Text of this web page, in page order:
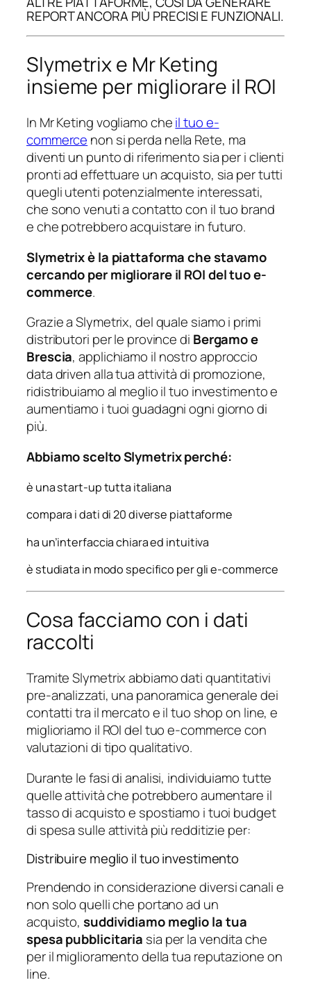
REPORT ANCORA PIÙ PRECISI E FUNZIONALI.
Slymetrix e Mr Keting
insieme per migliorare il ROI
In Mr Keting vogliamo cheil tuo e-
commerce non si perda nella Rete, ma
diventi un punto di riferimento sia per i clienti
pronti ad effettuare un acquisto, sia per tutti
quegli utenti potenzialmente interessati,
che sono venuti a contatto con il tuo brand
e che potrebbero acquistare in futuro.
Slymetrix è la piattaforma che stavamo
cercando per migliorare il ROI del tuo e-
commerce.
Grazie a Slymetrix, del quale siamo i primi
distributori per le province di Bergamo e
Brescia, applichiamo il nostro approccio
data driven alla tua attività di promozione,
ridistribuiamo al meglio il tuo investimento e
aumentiamo i tuoi guadagni ogni giorno di
più.
Abbiamo scelto Slymetrix perché:
è una start-up tutta italiana
compara i dati di 20 diverse piattaforme
ha un’interfaccia chiara ed intuitiva
è studiata in modo specifico per gli e-commerce
Cosa facciamo con i dati
raccolti
Tramite Slymetrix abbiamo dati quantitativi
pre-analizzati, una panoramica generale dei
contatti tra il mercato e il tuo shop on line, e
miglioriamo il ROI del tuo e-commerce con
valutazioni di tipo qualitativo.
Durante le fasi di analisi, individuiamo tutte
quelle attività che potrebbero aumentare il
tasso di acquisto e spostiamo i tuoi budget
di spesa sulle attività più redditizie per:
Distribuire meglio il tuo investimento
Prendendo in considerazione diversi canali e
non solo quelli che portano ad un
acquisto,suddividiamo meglio la tua
spesa pubblicitaria sia per la vendita che
per il miglioramento della tua reputazione on
line.